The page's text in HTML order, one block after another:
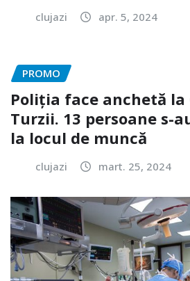
clujazi apr. 5, 2024
PROMO
Poliția face anchetă la
Turzii. 13 persoane s-
la locul de muncă
clujazi mart. 25, 2024